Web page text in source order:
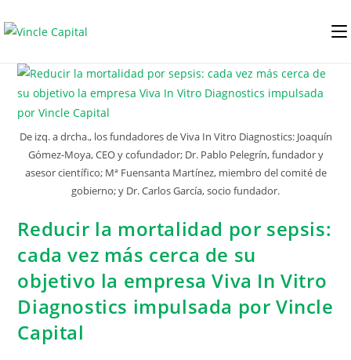
De izq. a drcha., los fundadores de Viva In Vitro Diagnostics: Joaquín
Gómez-Moya, CEO y cofundador; Dr. Pablo Pelegrín, fundador y
asesor científico; Mª Fuensanta Martínez, miembro del comité de
gobierno; y Dr. Carlos García, socio fundador.
Reducir la mortalidad por sepsis:
cada vez más cerca de su
objetivo la empresa Viva In Vitro
Diagnostics impulsada por Vincle
Capital